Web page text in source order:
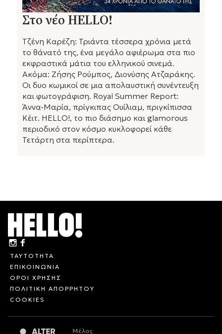
Στο νέο HELLO!
Τζένη Καρέζη: Τριάντα τέσσερα χρόνια μετά
το θάνατό της, ένα μεγάλο αφιέρωμα στα πιο
εκφραστικά μάτια του ελληνικού σινεμά.
Ακόμα: Ζήσης Ρούμπος, Διονύσης Ατζαράκης.
Οι δυο κωμικοί σε μια απολαυστική συνέντευξη
και φωτογράφιση. Royal Summer Report:
Άννα-Μαρία, πρίγκιπας Ουίλιαμ, πριγκίπισσα
Κέιτ. HELLO!, το πιο διάσημο και glamorous
περιοδικό στον κόσμο κυκλοφορεί κάθε
Τετάρτη στα περίπτερα.
ΤΑΥΤΟΤΗΤΑ
ΕΠΙΚΟΙΝΩΝΙΑ
ΟΡΟΙ ΧΡΗΣΗΣ
ΠΟΛΙΤΙΚΗ ΑΠΟΡΡΗΤΟΥ
COOKIES